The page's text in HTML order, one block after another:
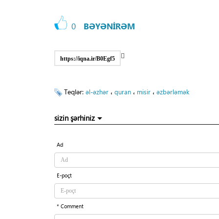
0 BƏYƏNİRƏM
https://iqna.ir/B0Egf5
Teqlər: əl-əzhər ، quran ، misir ، əzbərləmək
sizin şərhiniz
Ad
E-poçt
* Comment